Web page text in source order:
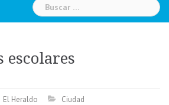
Buscar:
escolares
El Heraldo Ciudad